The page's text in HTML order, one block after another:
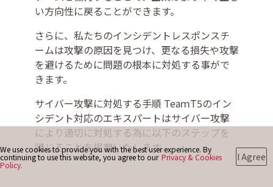
い方向性に戻ることができます。
さらに、私たちのインシデントレスポンスチ
ームは攻撃の原因を見つけ、更なる損失や攻撃
を避けるために問題の根本に対処する事がで
きます。
サイバー攻撃に対処する手順 TeaｍT5のイン
シデント対応のエキスパートはサイバー攻撃
により適切に対処する為に以下のステップを
講じることを提案いたします。
We use cookies to provide you with the best user experience. By
continuing to use this website, you agree to our Privacy & Cookies
Policy.
I Agree